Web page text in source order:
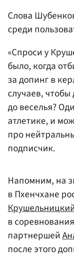
Слова
среди
«Спроси у
было, когда
за допинг в
случаев, чтобы
до веселья?
атлетике, и
про
подписчик.
Напомним, на
в Пхенчхане
в
партнершей
после этого